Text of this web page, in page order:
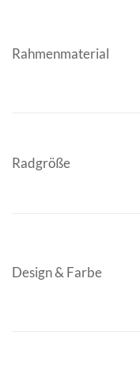
Rahmenmaterial
Radgröße
Design & Farbe